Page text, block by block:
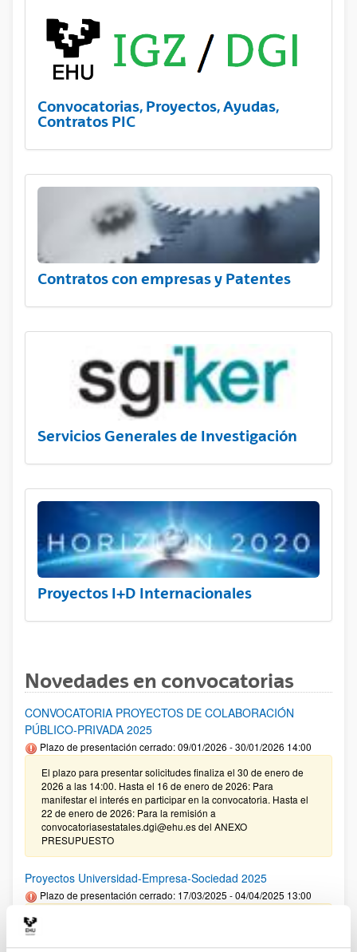
Convocatorias, Proyectos, Ayudas,
Contratos PIC
Contratos con empresas y Patentes
Servicios Generales de Investigación
Proyectos I+D Internacionales
Novedades en convocatorias
CONVOCATORIA PROYECTOS DE COLABORACIÓN
PÚBLICO-PRIVADA 2025
Plazo de presentación cerrado: 09/01/2026 - 30/01/2026 14:00
El plazo para presentar solicitudes finaliza el 30 de enero de
2026 a las 14:00. Hasta el 16 de enero de 2026: Para
manifestar el interés en participar en la convocatoria. Hasta el
22 de enero de 2026: Para la remisión a
convocatoriasestatales.dgi@ehu.es del ANEXO
PRESUPUESTO
Proyectos Universidad-Empresa-Sociedad 2025
Plazo de presentación cerrado: 17/03/2025 - 04/04/2025 13:00